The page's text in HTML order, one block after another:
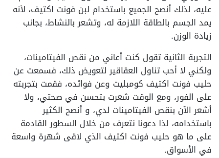
عليه، لذلك أنصح الجميع باستخدام لبن فونت اكتيف، لأنه
يمد الجسم بالطاقة اللازمة له، وتشعر بالنشاط، بجانب
زيادة الوزن.
التجربة الثانية تقول كنت أعاني من نقص الفيتامينات،
ولكني لا أحب تناول العقاقير لتعويض ذلك، فسمعت عن
حليب فونت اكتيف كومبليت وعن فوائده، فقمت بتجربته
على الفور، ومع الوقت شعرت بتحسن في صحتي، ولا
أشعر الآن بنقص الفيتامينات لدي، و أنصح الكثير
باستخدامه، لذا دعونا نتعرف من خلال السطور القادمة
على ما هو حليب فونت اكتيف الذي لاقى شهرة واسعة
في الأسواق.